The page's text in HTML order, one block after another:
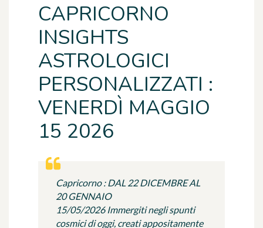
CAPRICORNO
INSIGHTS
ASTROLOGICI
PERSONALIZZATI :
VENERDÌ MAGGIO
15 2026
Capricorno : DAL 22 DICEMBRE AL
20 GENNAIO
15/05/2026 Immergiti negli spunti
cosmici di oggi, creati appositamente